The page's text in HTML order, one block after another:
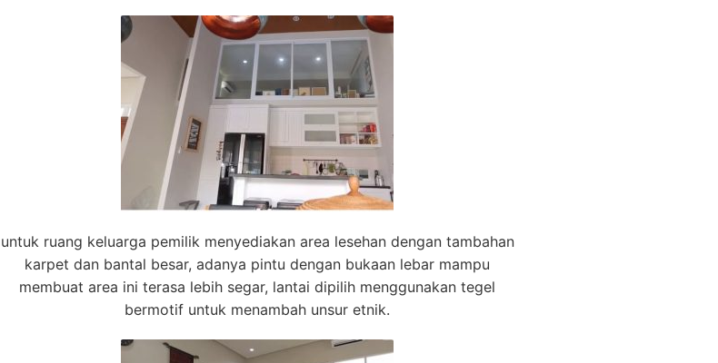
untuk ruang keluarga pemilik menyediakan area lesehan dengan tambahan
karpet dan bantal besar, adanya pintu dengan bukaan lebar mampu
membuat area ini terasa lebih segar, lantai dipilih menggunakan tegel
bermotif untuk menambah unsur etnik.